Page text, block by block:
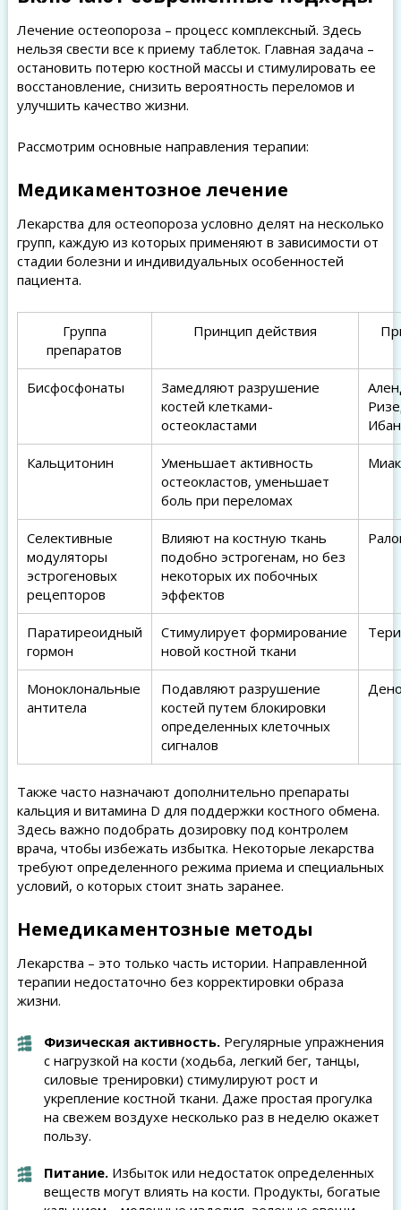
Лечение остеопороза – процесс комплексный. Здесь
нельзя свести все к приему таблеток. Главная задача –
остановить потерю костной массы и стимулировать ее
восстановление, снизить вероятность переломов и
улучшить качество жизни.
Рассмотрим основные направления терапии:
Медикаментозное лечение
Лекарства для остеопороза условно делят на несколько
групп, каждую из которых применяют в зависимости от
стадии болезни и индивидуальных особенностей
пациента.
Группа
препаратов
Принцип действия
Бисфосфонаты
Замедляют разрушение
костей клетками-
остеокластами
Кальцитонин
Уменьшает активность
остеокластов, уменьшает
боль при переломах
Селективные
модуляторы
эстрогеновых
рецепторов
Влияют на костную ткань
подобно эстрогенам, но без
некоторых их побочных
эффектов
Паратиреоидный
гормон
Стимулирует формирование
новой костной ткани
Моноклональные
антитела
Подавляют разрушение
костей путем блокировки
определенных клеточных
сигналов
Также часто назначают дополнительно препараты
кальция и витамина D для поддержки костного обмена.
Здесь важно подобрать дозировку под контролем
врача, чтобы избежать избытка. Некоторые лекарства
требуют определенного режима приема и специальных
условий, о которых стоит знать заранее.
Немедикаментозные методы
Лекарства – это только часть истории. Направленной
терапии недостаточно без корректировки образа
жизни.
Физическая активность.Регулярные упражнения
с нагрузкой на кости (ходьба, легкий бег, танцы,
силовые тренировки) стимулируют рост и
укрепление костной ткани. Даже простая прогулка
на свежем воздухе несколько раз в неделю окажет
пользу.
Питание.Избыток или недостаток определенных
веществ могут влиять на кости. Продукты, богатые